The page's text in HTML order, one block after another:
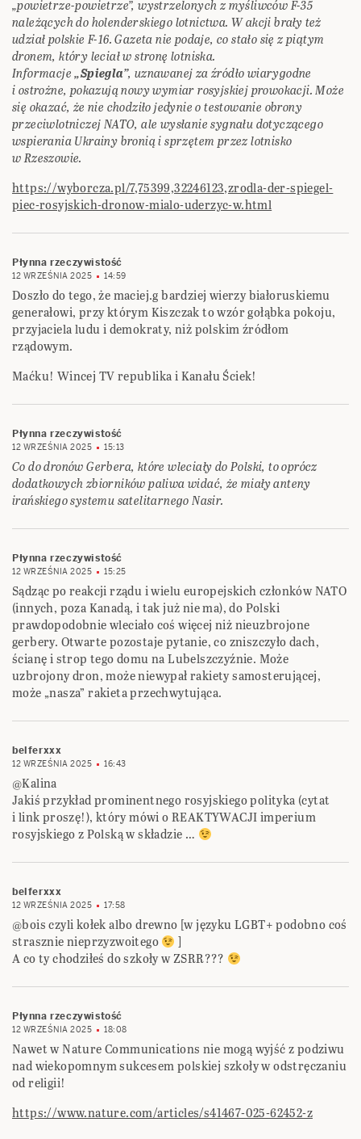
„powietrze-powietrze”, wystrzelonych z myśliwców F-35
należących do holenderskiego lotnictwa. W akcji brały też
udział polskie F-16. Gazeta nie podaje, co stało się z piątym
dronem, który leciał w stronę lotniska.
Informacje„Spiegla”, uznawanej za źródło wiarygodne
i ostrożne, pokazują nowy wymiar rosyjskiej prowokacji. Może
się okazać, że nie chodziło jedynie o testowanie obrony
przeciwlotniczej NATO, ale wysłanie sygnału dotyczącego
wspierania Ukrainy bronią i sprzętem przez lotnisko
w Rzeszowie.
https://wyborcza.pl/7,75399,32246123,zrodla-der-spiegel-
piec-rosyjskich-dronow-mialo-uderzyc-w.html
Płynna rzeczywistość
12 WRZEŚNIA 2025 14:59
Doszło do tego, że maciej.g bardziej wierzy białoruskiemu
generałowi, przy którym Kiszczak to wzór gołąbka pokoju,
przyjaciela ludu i demokraty, niż polskim źródłom
rządowym.
Maćku! Wincej TV republika i Kanału Ściek!
Płynna rzeczywistość
12 WRZEŚNIA 2025 15:13
Co do dronów Gerbera, które wleciały do Polski, to oprócz
dodatkowych zbiorników paliwa widać, że miały anteny
irańskiego systemu satelitarnego Nasir.
Płynna rzeczywistość
12 WRZEŚNIA 2025 15:25
Sądząc po reakcji rządu i wielu europejskich członków NATO
(innych, poza Kanadą, i tak już nie ma), do Polski
prawdopodobnie wleciało coś więcej niż nieuzbrojone
gerbery. Otwarte pozostaje pytanie, co zniszczyło dach,
ścianę i strop tego domu na Lubelszczyźnie. Może
uzbrojony dron, może niewypał rakiety samosterującej,
może „nasza” rakieta przechwytująca.
belferxxx
12 WRZEŚNIA 2025 16:43
@Kalina
Jakiś przykład prominentnego rosyjskiego polityka (cytat
i link proszę!), który mówi o REAKTYWACJI imperium
rosyjskiego z Polską w składzie …
belferxxx
12 WRZEŚNIA 2025 17:58
@bois czyli kołek albo drewno [w języku LGBT+ podobno coś
strasznie nieprzyzwoitego
]
A co ty chodziłeś do szkoły w ZSRR???
Płynna rzeczywistość
12 WRZEŚNIA 2025 18:08
Nawet w Nature Communications nie mogą wyjść z podziwu
nad wiekopomnym sukcesem polskiej szkoły w odstręczaniu
od religii!
https://www.nature.com/articles/s41467-025-62452-z